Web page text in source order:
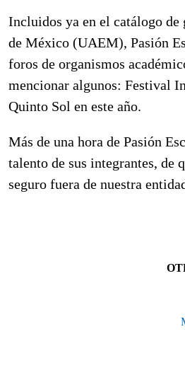
Incluidos ya en el catálogo
de México (UAEM), Pasión
foros de organismos
mencionar algunos: Festival
Quinto Sol en este año.
Más de una hora de Pasión
talento de sus integrantes, de
seguro fuera de nuestra